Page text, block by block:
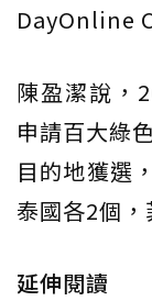
DayOnline
陳盈潔說，
申請百大綠
目的地獲選
泰國各2個，
延伸閱讀